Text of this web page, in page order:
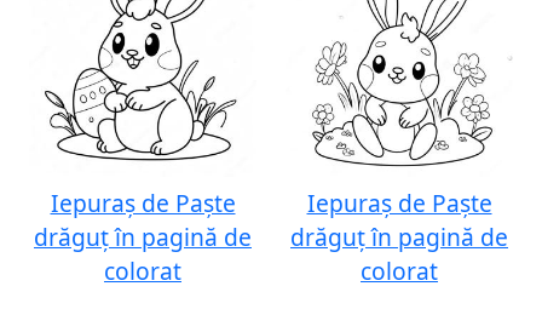
Iepuraș de Paște
drăguț în pagină de
colorat
Iepuraș de Paște
drăguț în pagină de
colorat